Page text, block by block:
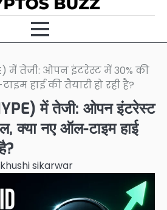
में तेजी: ओपन इंटरेस्ट में 30% की
हाई की तैयारी हो रही है?
में तेजी: ओपन इंटरेस्ट
क्या नए ऑल-टाइम हाई
khushi sikarwar